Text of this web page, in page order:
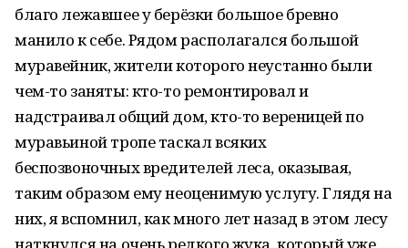
благо лежавшее у берёзки большое бревно
манило к себе. Рядом располагался большой
муравейник, жители которого неустанно были
чем-то заняты: кто-то ремонтировал и
надстраивал общий дом, кто-то вереницей по
муравьиной тропе таскал всяких
беспозвоночных вредителей леса, оказывая,
таким образом ему неоценимую услугу. Глядя на
них, я вспомнил, как много лет назад в этом лесу